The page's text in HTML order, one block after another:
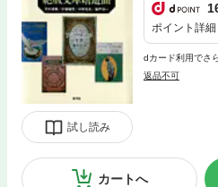
試し読み
ポイント詳細
dカード利用でさ
返品不可
カートへ